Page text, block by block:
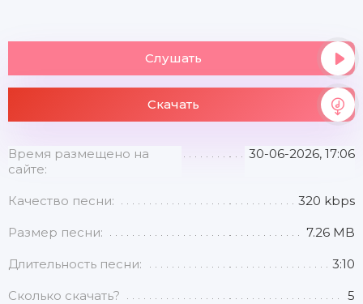
Слушать
Скачать
Время размещено на
сайте:
30-06-2026, 17:06
Качество песни: 320 kbps
Размер песни: 7.26 MB
Длительность песни: 3:10
Сколько скачать? 5